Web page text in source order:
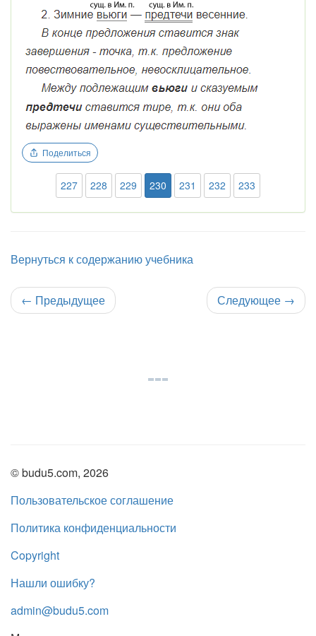
Поделиться
227 228 229 230 231 232 233
Вернуться к содержанию учебника
← Предыдущее Следующее →
© budu5.com, 2026
Пользовательское соглашение
Политика конфиденциальности
Copyright
Нашли ошибку?
admin@budu5.com